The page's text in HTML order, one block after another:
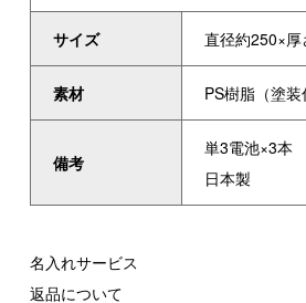
サイズ 直径約250×
素材 PS樹脂（塗装
備考
単3電池×3本
日本製
名入れサービス
返品について